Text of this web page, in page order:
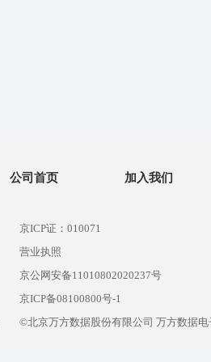
公司首页 加入我们
京ICP证：010071
营业执照
京公网安备11010802020237号
京ICP备08100800号-1
©北京万方数据股份有限公司 万方数据电